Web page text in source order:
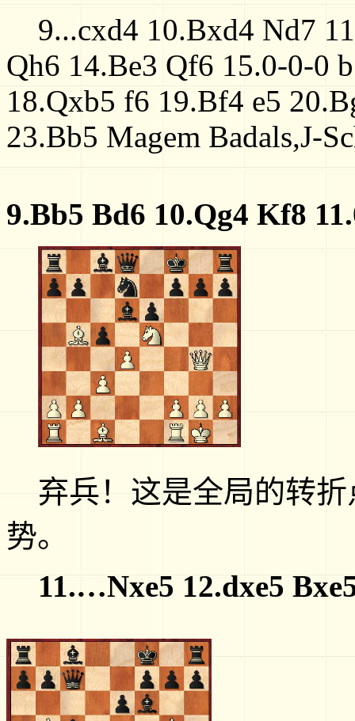
9...cxd4 10.Bxd4 Nd7
Qh6 14.Be3 Qf6 15.0-0-0
18.Qxb5 f6 19.Bf4 e5
23.Bb5 Magem Badals,J-
9.Bb5 Bd6 10.Qg4 Kf8
弃兵！这是全局的转
势。
11.…Nxe5 12.dxe5